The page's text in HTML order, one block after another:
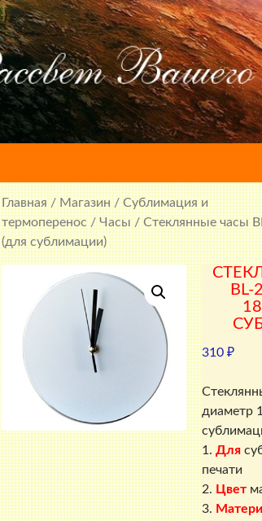
Главная/Магазин/Сублимация и
термоперенос/Часы/ Стеклянные часы
(для сублимации)
310₽
диаметр
1. Для
печати
2. Цвет
3.